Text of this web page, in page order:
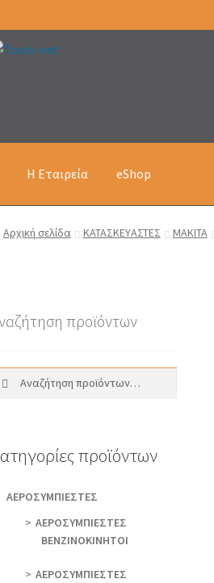
Η Εταιρεία eShop
Αρχική σελίδα ΚΑΤΑΣΚΕΥΑΣΤΕΣ MAKITA
προϊόντων
προϊόντων
AEΡΟΣΥΜΠΙΕΣΤΕΣ
AEΡΟΣΥΜΠΙΕΣΤΕΣ
ΒΕΝΖΙΝΟΚΙΝΗΤΟΙ
AEΡΟΣΥΜΠΙΕΣΤΕΣ